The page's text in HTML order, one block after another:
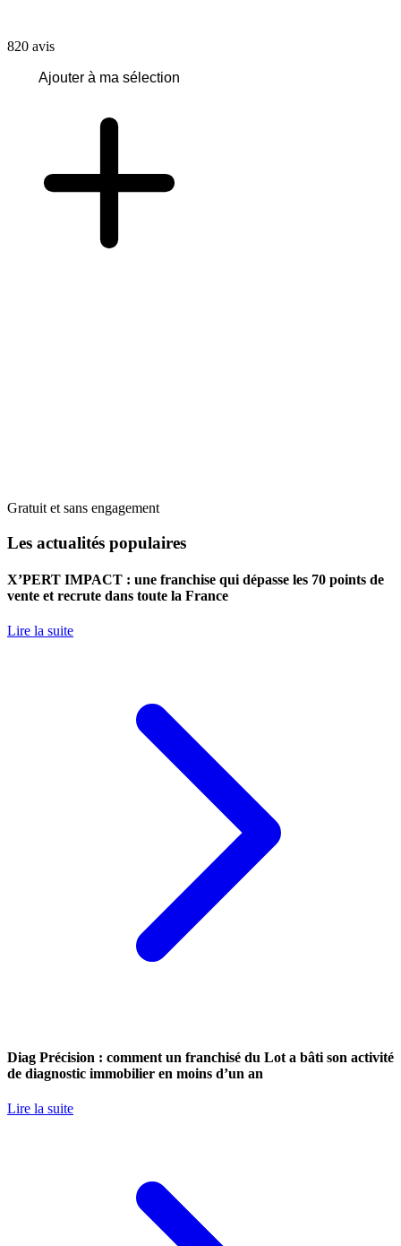
820 avis
Ajouter à ma sélection
Gratuit et sans engagement
Les actualités populaires
X’PERT IMPACT : une franchise qui dépasse les 70 points de
vente et recrute dans toute la France
Lire la suite
Diag Précision : comment un franchisé du Lot a bâti son activité
de diagnostic immobilier en moins d’un an
Lire la suite